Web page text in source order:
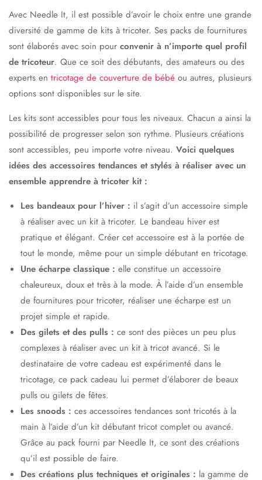
Avec Needle It, il est possible d’avoir le choix entre une grande
diversité de gamme de kits à tricoter. Ses packs de fournitures
sont élaborés avec soin pour convenir à n’importe quel profil
de tricoteur. Que ce soit des débutants, des amateurs ou des
experts en tricotage de couverture de bébé ou autres, plusieurs
options sont disponibles sur le site.
Les kits sont accessibles pour tous les niveaux. Chacun a ainsi la
possibilité de progresser selon son rythme. Plusieurs créations
sont accessibles, peu importe votre niveau. Voici quelques
idées des accessoires tendances et stylés à réaliser avec un
ensemble apprendre à tricoter kit :
Les bandeaux pour l’hiver : il s’agit d’un accessoire simple
à réaliser avec un kit à tricoter. Le bandeau hiver est
pratique et élégant. Créer cet accessoire est à la portée de
tout le monde, même pour un simple débutant en tricotage.
Une écharpe classique : elle constitue un accessoire
chaleureux, doux et très à la mode. À l’aide d’un ensemble
de fournitures pour tricoter, réaliser une écharpe est un
projet simple et rapide.
Des gilets et des pulls : ce sont des pièces un peu plus
complexes à réaliser avec un kit à tricot avancé. Si le
destinataire de votre cadeau est expérimenté dans le
tricotage, ce pack cadeau lui permet d’élaborer de beaux
pulls ou gilets de fêtes.
Les snoods : ces accessoires tendances sont tricotés à la
main à l’aide d’un kit débutant tricot complet ou avancé.
Grâce au pack fourni par Needle It, ce sont des créations
qu’il est possible de faire.
Des créations plus techniques et originales : la gamme de